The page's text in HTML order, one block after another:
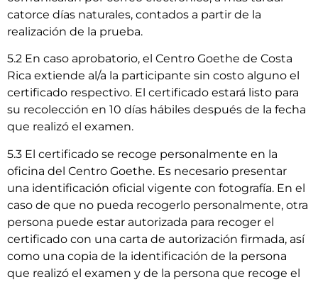
catorce días naturales, contados a partir de la
realización de la prueba.
5.2 En caso aprobatorio, el Centro Goethe de Costa
Rica extiende al/a la participante sin costo alguno el
certificado respectivo. El certificado estará listo para
su recolección en 10 días hábiles después de la fecha
que realizó el examen.
5.3 El certificado se recoge personalmente en la
oficina del Centro Goethe. Es necesario presentar
una identificación oficial vigente con fotografía. En el
caso de que no pueda recogerlo personalmente, otra
persona puede estar autorizada para recoger el
certificado con una carta de autorización firmada, así
como una copia de la identificación de la persona
que realizó el examen y de la persona que recoge el